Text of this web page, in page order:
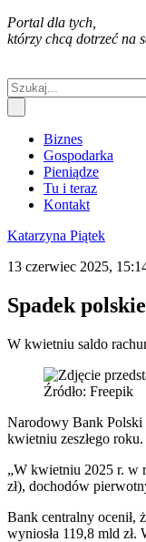
Portal dla tych,
którzy chcą dotrzeć na
Biznes
Gospodarka
Pieniądze
Tu i teraz
Kontakt
Katarzyna Piątek
13 czerwiec 2025,
Spadek
W kwietniu saldo
Źródło: Freepik
Narodowy Bank Polski
kwietniu zeszłego roku.
„W kwietniu 2025 r. w
zł), dochodów
Bank centralny ocenił,
wyniosła 119,8 mld zł.